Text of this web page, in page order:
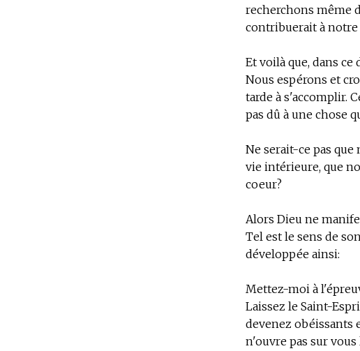
recherchons même
contribuerait à
Et voilà que, dans
Nous espérons et
tarde à s'accomplir.
pas dû à une chose
Ne serait-ce pas que
vie intérieure, que
coeur?
Alors Dieu ne
Tel est le sens de
développée ainsi:
Mettez-moi à
Laissez le Saint-
devenez obéissants
n'ouvre pas sur